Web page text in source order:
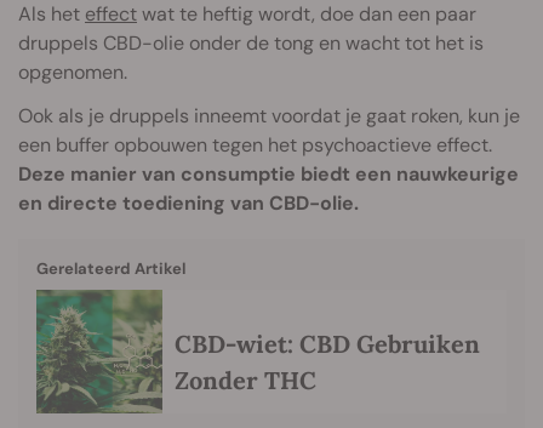
Als het effectwat te heftig wordt, doe dan een paar
druppels CBD-olie onder de tong en wacht tot het is
opgenomen.
Ook als je druppels inneemt voordat je gaat roken, kun je
een buffer opbouwen tegen het psychoactieve effect.
Deze manier van consumptie biedt een nauwkeurige
en directe toediening van CBD-olie.
Gerelateerd Artikel
CBD-wiet: CBD Gebruiken
Zonder THC